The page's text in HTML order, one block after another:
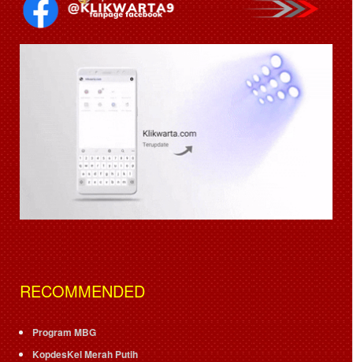
RECOMMENDED
Program MBG
KopdesKel Merah Putih